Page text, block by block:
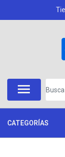
CATEGORÍAS